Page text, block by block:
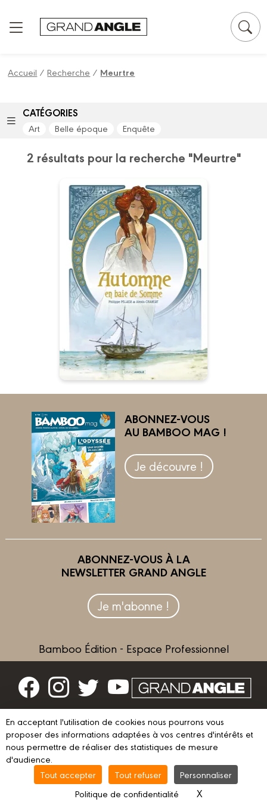
Accueil /Recherche / Meurtre
CATÉGORIES
Art Belle époque Enquête
2 résultats pour la recherche "Meurtre"
Automne, en baie
de Somme -
histoire complète
Date de parution :
25/05/2022
“ À la Belle Époque, elles
détiennent deux armes
d’exception : la beauté et
l’argent..”
Autres tomes
ABONNEZ-VOUS
AU BAMBOO MAG !
Je découvre !
ABONNEZ-VOUS À LA
NEWSLETTER GRAND ANGLE
Je m'abonne !
Bamboo Édition - Espace Professionnel
Contactez-nous
Devenir partenaire
© 2023 GRAND ANGLE Mentions légales
Conditions d’utilisation
Vie privée
Gestion des cookies
En acceptant l'utilisation de cookies nous pourrons vous
proposer des informations adaptées à vos centres d'intérêts et
nous permettre de réaliser des statistiques de mesure
d'audience.
Tout accepter
Tout refuser
Personnaliser
Politique de confidentialité
X